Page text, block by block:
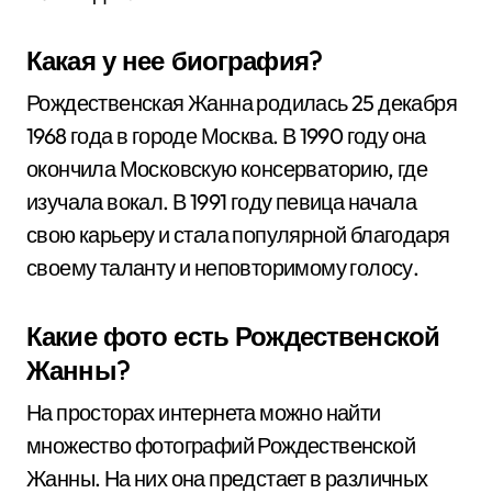
Какая у нее биография?
Рождественская Жанна родилась 25 декабря
1968 года в городе Москва. В 1990 году она
окончила Московскую консерваторию, где
изучала вокал. В 1991 году певица начала
свою карьеру и стала популярной благодаря
своему таланту и неповторимому голосу.
Какие фото есть Рождественской
Жанны?
На просторах интернета можно найти
множество фотографий Рождественской
Жанны. На них она предстает в различных